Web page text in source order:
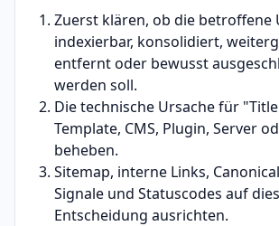
Zuerst klären, ob die betroffene
indexierbar, konsolidiert,
entfernt oder bewusst
werden soll.
Die technische Ursache für
Template, CMS, Plugin, Server
beheben.
Sitemap, interne Links,
Signale und Statuscodes auf
Entscheidung ausrichten.